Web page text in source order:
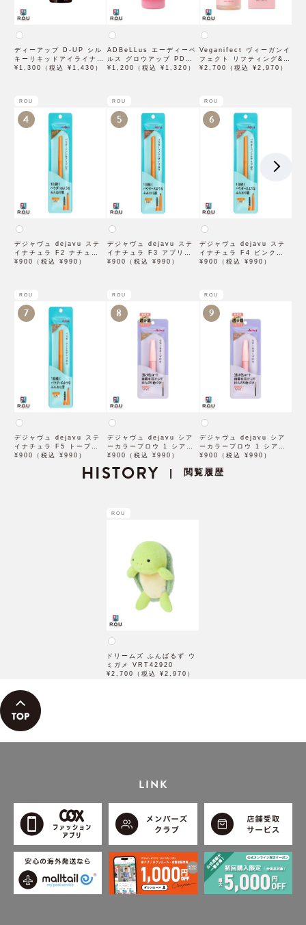
ディーアップ D-UP シル
キーリキッドアイライナー
WP ブラウンブラック
¥1,300（税込 ¥1,430）
ADBeLLus エーディーベ
ルス グロウアップ PDRN
ローション 500mL
¥1,200（税込 ¥1,320）
Veganifect ヴィーガンイ
フェクト リフティング&バ
ランシング フィグチェス
¥2,700（税込 ¥2,970）
ROU
4
デジャヴュ dejavu ステ
イナチュラ F2 ナチュラル
ブラウン【アイブロウ】
¥900（税込 ¥990）
ROU
5
デジャヴュ dejavu ステ
イナチュラ F3 アプリコッ
トブラウン【アイブロウ】
¥900（税込 ¥990）
ROU
6
デジャヴュ dejavu ステ
イナチュラ F4 ピンクベー
ジュ【アイブロウ】【イミ
¥900（税込 ¥990）
ROU
7
デジャヴュ dejavu ステ
イナチュラ F5 トープベー
ジュ【アイブロウ】【イミ
¥900（税込 ¥990）
ROU
8
デジャヴュ dejavu シア
ーカラーブロウ 1 シアー
ベージュ【アイブロウ】
¥900（税込 ¥990）
ROU
9
デジャヴュ dejavu シア
ーカラーブロウ 1 シアー
ブロンズ【アイブロウ】
¥900（税込 ¥990）
HISTORY | 閲覧履歴
ROU
ドリームズ ふんばるず ウ
ミガメ VRT42920
¥2,700（税込 ¥2,970）
LINK